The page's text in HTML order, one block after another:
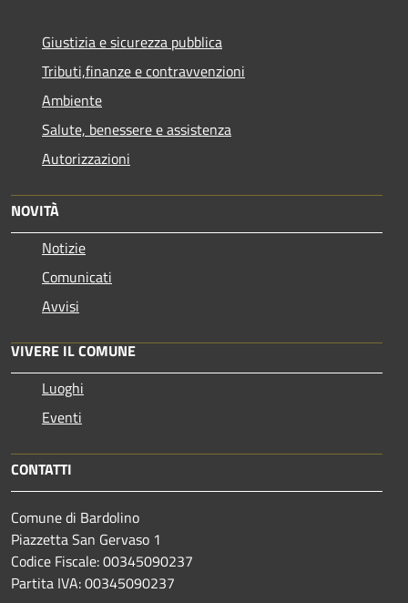
Giustizia e sicurezza pubblica
Tributi,finanze e contravvenzioni
Ambiente
Salute, benessere e assistenza
Autorizzazioni
NOVITÀ
Notizie
Comunicati
Avvisi
VIVERE IL COMUNE
Luoghi
Eventi
CONTATTI
Comune di Bardolino
Piazzetta San Gervaso 1
Codice Fiscale: 00345090237
Partita IVA: 00345090237